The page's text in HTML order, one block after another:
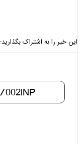
این خبر را به اشتراک بگذارید: